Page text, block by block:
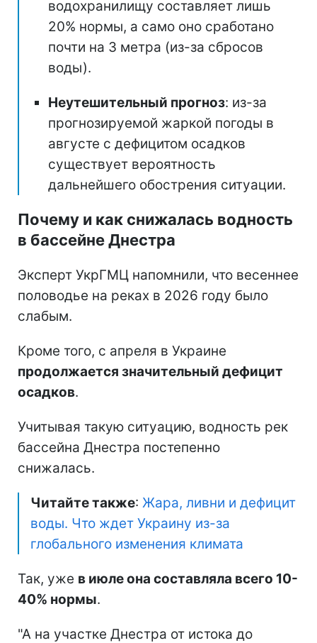
водохранилищу составляет лишь
20% нормы, а само оно сработано
почти на 3 метра (из-за сбросов
воды).
Неутешительный прогноз: из-за
прогнозируемой жаркой погоды в
августе с дефицитом осадков
существует вероятность
дальнейшего обострения ситуации.
Почему и как снижалась водность
в бассейне Днестра
Эксперт УкрГМЦ напомнили, что весеннее
половодье на реках в 2026 году было
слабым.
Кроме того, с апреля в Украине
продолжается значительный дефицит
осадков.
Учитывая такую ситуацию, водность рек
бассейна Днестра постепенно
снижалась.
Читайте также: Жара, ливни и дефицит
воды. Что ждет Украину из-за
глобального изменения климата
Так, уже в июле она составляла всего 10-
40% нормы.
"А на участке Днестра от истока до